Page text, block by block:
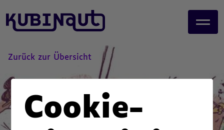
Cookie-
a
i
n
c
,
Zurück zur Übersicht